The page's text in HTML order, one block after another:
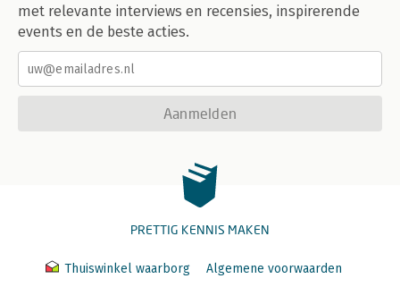
met relevante interviews en recensies, inspirerende
events en de beste acties.
Aanmelden
PRETTIG KENNIS MAKEN
Thuiswinkel waarborg
Algemene voorwaarden